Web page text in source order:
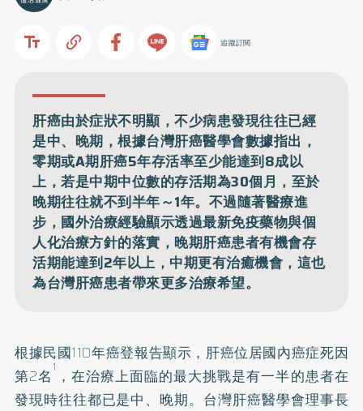
追蹤訂閱
肝癌由於症狀不明顯，不少病患發現往往已經
是中、晚期，根據台灣肝癌醫學會數據指出，
零期或A期肝癌5年存活率至少能達到8成以
上，若是中期中位數的存活期為30個月，至於
晚期往往就不到半年～1年。不過隨著醫療進
步，國外治療經驗顯示透過最新免疫藥物與個
人化治療方針的落實，晚期肝癌患者有機會存
活期能達到2年以上，中期更有治癒機會，這也
為台灣肝癌患者帶來更多治療希望。
根據民國110年癌登報告顯示，肝癌位居國內癌症死因
第2名1 ，在治療上面臨的最大挑戰是有一半的患者在
發現時往往都已是中、晚期。台灣肝癌醫學會理事長